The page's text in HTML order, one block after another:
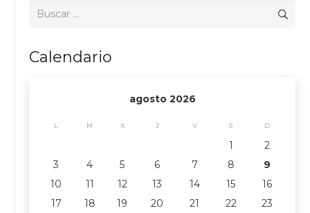
Buscar:
Calendario
agosto 2026
L M X J V S D
1
2
3
4 5 6 7 8
9
10
11 12 13 14 15
16
17
18 19 20 21 22
23